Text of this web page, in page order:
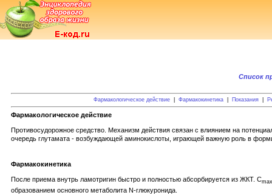
Список
Фармакологическое действие Фармакокинетика Показания
Фармакологическое действие
Противосудорожное средство. Механизм действия связан с влиянием на
очередь глутамата - возбуждающей аминокислоты, играющей важную роль в
Фармакокинетика
После приема внутрь ламотригин быстро и полностью абсорбируется из ЖКТ. Cmax
образованием основного метаболита N-глюкуронида.